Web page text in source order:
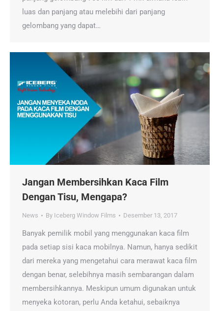
luas dan panjang atau melebihi dari panjang
gelombang yang dapat…
Jangan Membersihkan Kaca Film
Dengan Tisu, Mengapa?
News By Iceberg Window Films Desember 13, 2017
Banyak pemilik mobil yang menggunakan kaca film
pada setiap sisi kaca mobilnya. Namun, hanya sedikit
dari mereka yang mengetahui cara merawat kaca film
dengan benar, selebihnya masih sembarangan dalam
membersihkannya. Meskipun umum digunakan untuk
menyeka kotoran, perlu Anda ketahui, sebaiknya